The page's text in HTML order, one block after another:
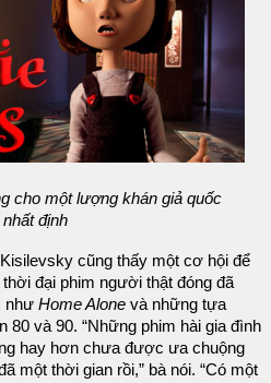
cho một lượng khán giả quốc
nhất định
cũng thấy một cơ hội để
đại phim người thật đóng đã
như Home Alone và những tựa
80 và 90. “Những phim hài gia đình
hay hơn chưa được ưa chuộng
một thời gian rồi,” bà nói. “Có một